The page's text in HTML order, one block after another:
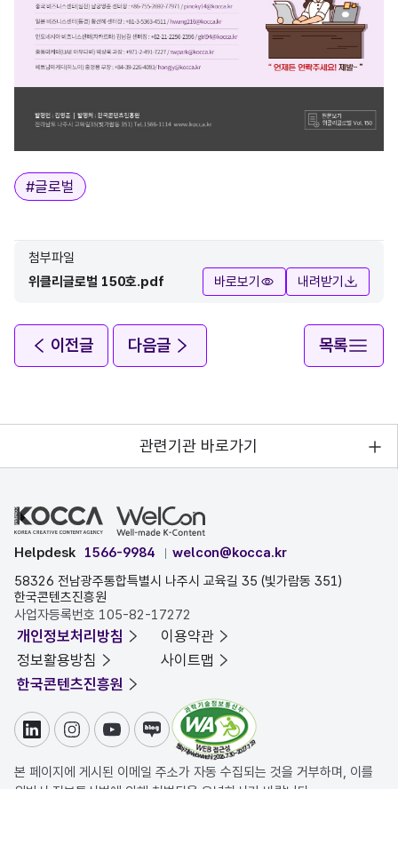
태그
#글로벌
첨부파일
위클리글로벌 150호.pdf
바로보기 내려받기
이전글 다음글 목록
관련기관 바로가기
Helpdesk 1566-9984
welcon@kocca.kr
58326 전남광주통합특별시 나주시 교육길 35 (빛가람동 351)
한국콘텐츠진흥원
사업자등록번호 105-82-17272
개인정보처리방침
이용약관
정보활용방침
사이트맵
한국콘텐츠진흥원
링크드인인스타그램
유튜브블로그
본 페이지에 게시된 이메일 주소가 자동 수집되는 것을 거부하며, 이를
위반시 정보통신법에 의해 처벌됨을 유념하시기 바랍니다.